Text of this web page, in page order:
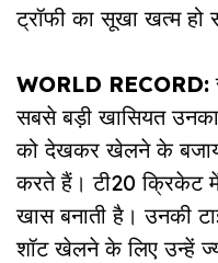
ट्रॉफी का सूखा खत्म हो
WORLD RECORD:
सबसे बड़ी खासियत
को देखकर खेलने के
करते हैं। टी20 क्रिकेट
खास बनाती है। उनकी
शॉट खेलने के लिए उन्हें